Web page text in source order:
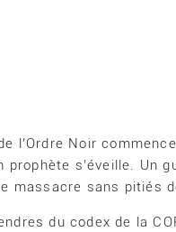
l’Ordre Noir
prophète s’éveille. Un
massacre sans pitiés
du codex de la